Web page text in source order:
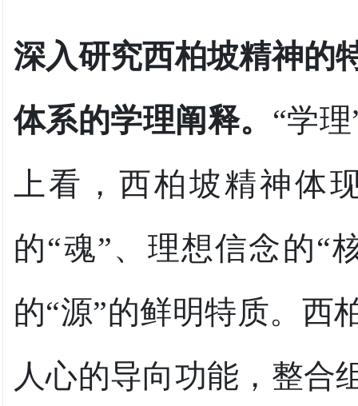
深入研究西柏坡精神的
体系的学理阐释。 “学
上看，西柏坡精神体
的“魂”、理想信念的“
的“源”的鲜明特质。西
人心的导向功能，整合